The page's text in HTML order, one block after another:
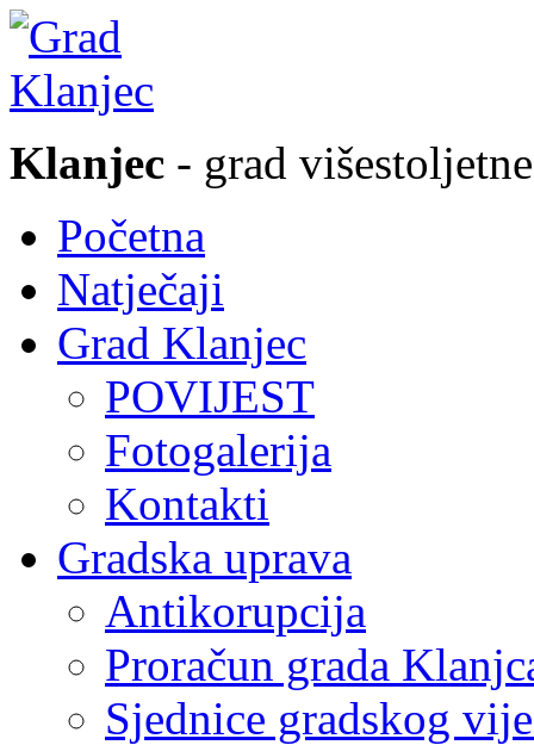
Klanjec - grad
Početna
Natječaji
Grad Klanjec
POVIJEST
Fotogalerija
Kontakti
Gradska uprava
Antikorupcija
Proračun grada
Sjednice gradskog